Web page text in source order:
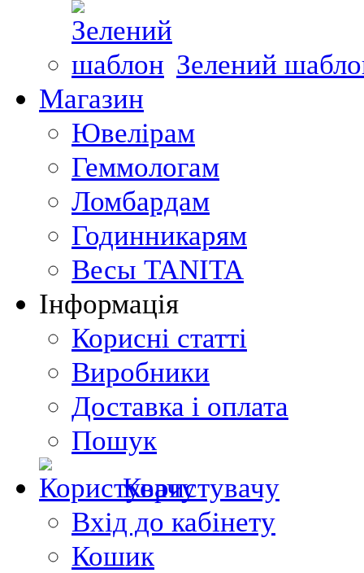
Зелений
Магазин
Ювелірам
Геммологам
Ломбардам
Годинникарям
Весы TANITA
Інформація
Корисні статті
Виробники
Доставка і оплата
Пошук
Користувачу
Вхід до кабінету
Кошик